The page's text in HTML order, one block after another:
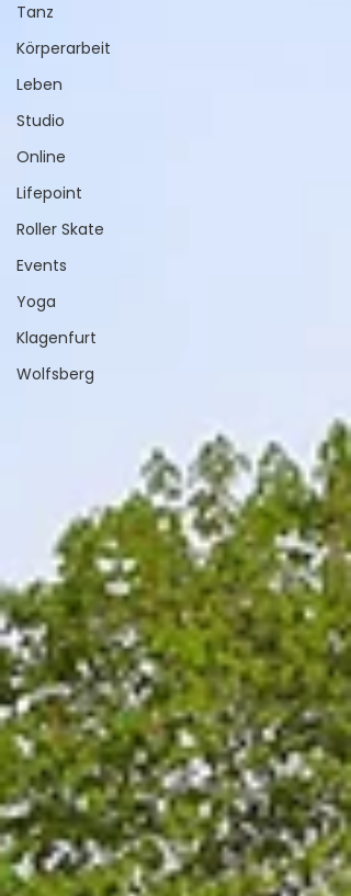
Tanz
Körperarbeit
Leben
Studio
Online
Lifepoint
Roller Skate
Events
Yoga
Klagenfurt
Wolfsberg